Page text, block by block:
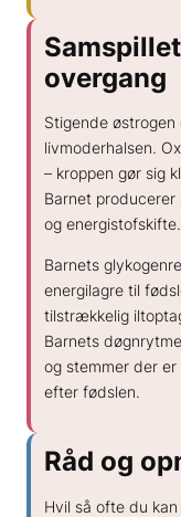
overgang
Stigende
livmoderhalsen.
– kroppen gør sig
Barnet producerer
og energistofskifte.
Barnets
energilagre til
tilstrækkelig
Barnets
og stemmer der
efter fødslen.
Råd og
Hvil så ofte du